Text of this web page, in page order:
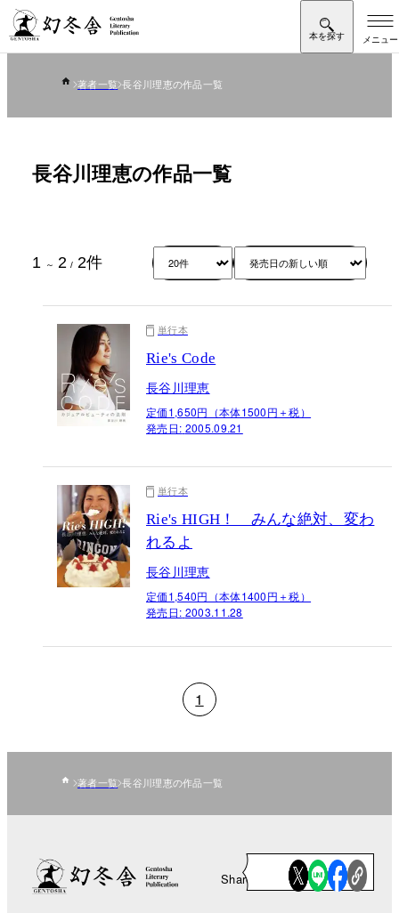
著者一覧 長谷川理恵の作品一覧
長谷川理恵の作品一覧
1 ～ 2 / 2件
単行本
Rie's Code
長谷川理恵
定価1,650円（本体1500円＋税）
発売日: 2005.09.21
単行本
Rie's HIGH！ みんな絶対、変わ
れるよ
長谷川理恵
定価1,540円（本体1400円＋税）
発売日: 2003.11.28
1
著者一覧 長谷川理恵の作品一覧
Share